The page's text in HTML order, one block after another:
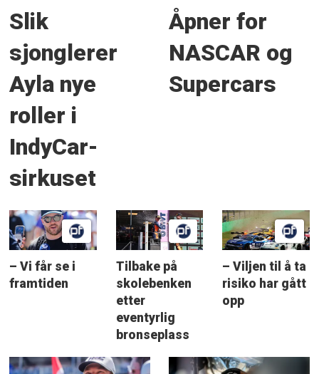
Slik
sjonglerer
Ayla nye
roller i
IndyCar-
sirkuset
Åpner for
NASCAR og
Supercars
– Vi får se i
framtiden
Tilbake på
skolebenken
etter
eventyrlig
bronseplass
– Viljen til å ta
risiko har gått
opp